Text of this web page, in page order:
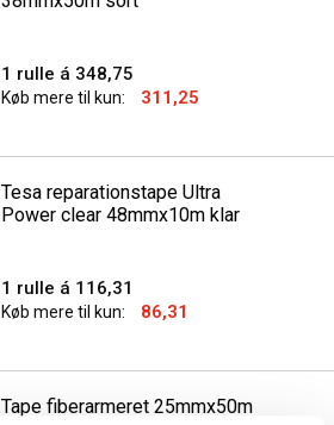
1 rulle á 348,75
Køb mere til kun: 311,25
Tesa reparationstape Ultra
Power clear 48mmx10m klar
1 rulle á 116,31
Køb mere til kun: 86,31
Tape fiberarmeret 25mmx50m